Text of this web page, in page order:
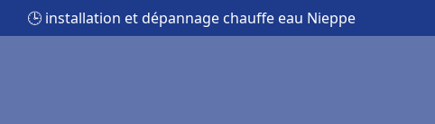
🕒 installation et dépannage chauffe eau Nieppe